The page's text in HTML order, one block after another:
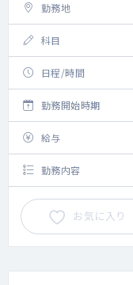
勤務地
科目
日程/時間
勤務開始時期
給与
勤務内容
お気に入り